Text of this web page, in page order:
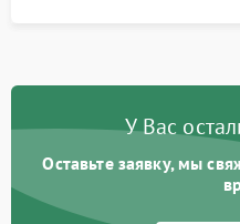
У Вас
Оставьте заявку, мы